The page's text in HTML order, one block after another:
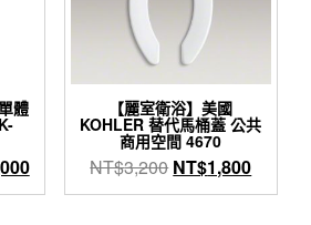
體
目
前
【麗室衛浴】美國
KOHLER 替代馬桶蓋 公共
商用空間 4670
NT$3,200 原
始
NT$1,800目
前